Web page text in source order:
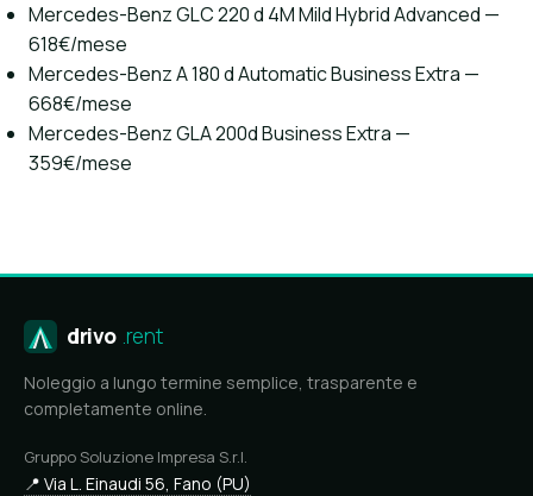
Mercedes-Benz GLC 220 d 4M Mild Hybrid Advanced —
618€/mese
Mercedes-Benz A 180 d Automatic Business Extra —
668€/mese
Mercedes-Benz GLA 200d Business Extra —
359€/mese
drivo .rent
Noleggio a lungo termine semplice, trasparente e
completamente online.
Gruppo Soluzione Impresa S.r.l.
📍 Via L. Einaudi 56, Fano (PU)